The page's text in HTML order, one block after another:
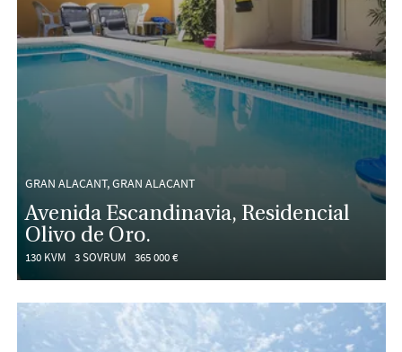
GRAN ALACANT, GRAN ALACANT
Avenida Escandinavia, Residencial
Olivo de Oro.
130 KVM 3 SOVRUM 365 000 €